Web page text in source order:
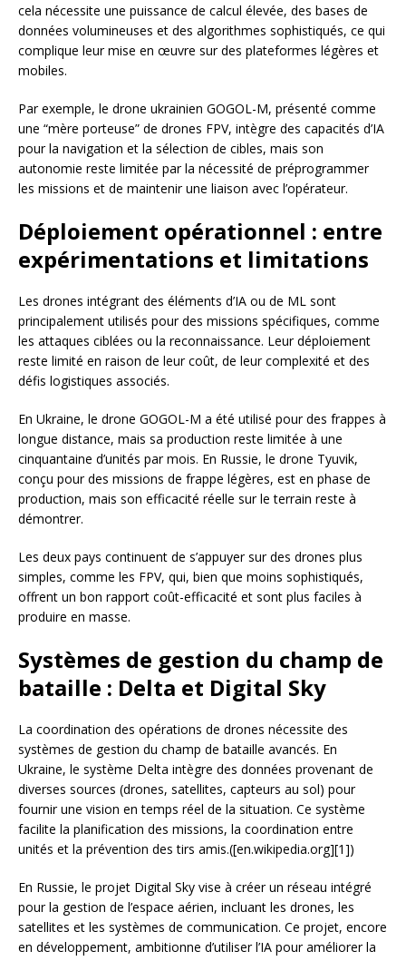
cela nécessite une puissance de calcul élevée, des bases de
données volumineuses et des algorithmes sophistiqués, ce qui
complique leur mise en œuvre sur des plateformes légères et
mobiles.
Par exemple, le drone ukrainien GOGOL-M, présenté comme
une “mère porteuse” de drones FPV, intègre des capacités d’IA
pour la navigation et la sélection de cibles, mais son
autonomie reste limitée par la nécessité de préprogrammer
les missions et de maintenir une liaison avec l’opérateur.
Déploiement opérationnel : entre
expérimentations et limitations
Les drones intégrant des éléments d’IA ou de ML sont
principalement utilisés pour des missions spécifiques, comme
les attaques ciblées ou la reconnaissance. Leur déploiement
reste limité en raison de leur coût, de leur complexité et des
défis logistiques associés.
En Ukraine, le drone GOGOL-M a été utilisé pour des frappes à
longue distance, mais sa production reste limitée à une
cinquantaine d’unités par mois. En Russie, le drone Tyuvik,
conçu pour des missions de frappe légères, est en phase de
production, mais son efficacité réelle sur le terrain reste à
démontrer.
Les deux pays continuent de s’appuyer sur des drones plus
simples, comme les FPV, qui, bien que moins sophistiqués,
offrent un bon rapport coût-efficacité et sont plus faciles à
produire en masse.
Systèmes de gestion du champ de
bataille : Delta et Digital Sky
La coordination des opérations de drones nécessite des
systèmes de gestion du champ de bataille avancés. En
Ukraine, le système Delta intègre des données provenant de
diverses sources (drones, satellites, capteurs au sol) pour
fournir une vision en temps réel de la situation. Ce système
facilite la planification des missions, la coordination entre
unités et la prévention des tirs amis.([en.wikipedia.org][1])
En Russie, le projet Digital Sky vise à créer un réseau intégré
pour la gestion de l’espace aérien, incluant les drones, les
satellites et les systèmes de communication. Ce projet, encore
en développement, ambitionne d’utiliser l’IA pour améliorer la